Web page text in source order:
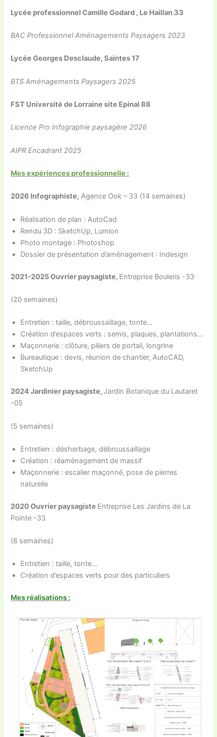
Lycée professionnel Camille Godard , Le Haillan 33
BAC Professionnel Aménagements Paysagers 2023
Lycée Georges Desclaude, Saintes 17
BTS Aménagements Paysagers 2025
FST Université de Lorraine site Epinal 88
Licence Pro Infographie paysagère 2026
AIPR Encadrant 2025
Mes expériences professionnelle :
2026 Infographiste, Agence Ook – 33 (14 semaines)
Réalisation de plan : AutoCad
Rendu 3D : SketchUp, Lumion
Photo montage : Photoshop
Dossier de présentation d’aménagement : Indesign
2021-2025 Ouvrier paysagiste, Entreprise Bouleris -33
(20 semaines)
Entretien : taille, débroussaillage, tonte…
Création d’espaces verts : semis, plaques, plantations…
Maçonnerie : clôture, piliers de portail, longrine
Bureautique : devis, réunion de chantier, AutoCAD,
SketchUp
2024 Jardinier paysagiste, Jardin Botanique du Lautaret
-05
(5 semaines)
Entretien : désherbage, débroussaillage
Création : réaménagement de massif
Maçonnerie : escalier maçonné, pose de pierres
naturelle
2020 Ouvrier paysagiste Entreprise Les Jardins de La
Pointe -33
(8 semaines)
Entretien : taille, tonte…
Création d’espaces verts pour des particuliers
Mes réalisations :